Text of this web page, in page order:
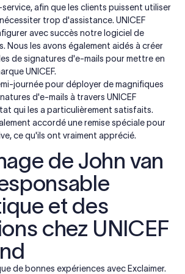
afin que les clients puissent utiliser
trop d'assistance. UNICEF
avec succès notre logiciel de
Nous les avons également aidés à créer
de signatures d'e-mails pour mettre en
UNICEF.
journée pour déployer de magnifiques
d'e-mails à travers UNICEF
qui les a particulièrement satisfaits.
accordé une remise spéciale pour
ce qu'ils ont vraiment apprécié.
de John van
et des
chez UNICEF
de bonnes expériences avec Exclaimer.